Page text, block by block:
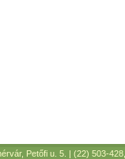
Petőfi u. 5. | (22) 503-